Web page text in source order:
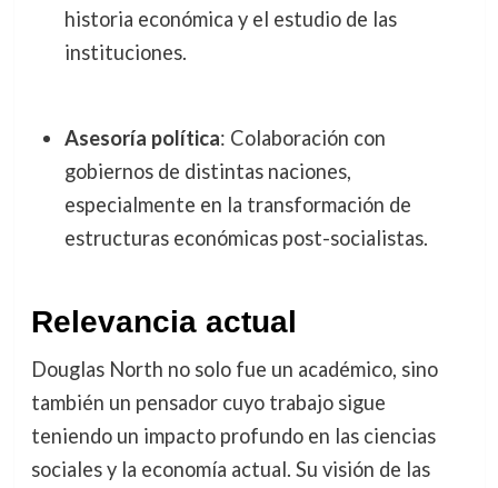
historia económica y el estudio de las
instituciones.
Asesoría política: Colaboración con
gobiernos de distintas naciones,
especialmente en la transformación de
estructuras económicas post-socialistas.
Relevancia actual
Douglas North no solo fue un académico, sino
también un pensador cuyo trabajo sigue
teniendo un impacto profundo en las ciencias
sociales y la economía actual. Su visión de las